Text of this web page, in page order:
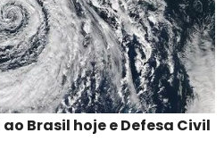
Brasil hoje e Defesa Civil